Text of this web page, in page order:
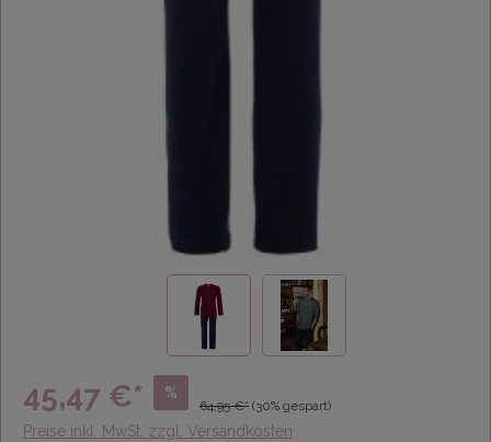
45,47 €* %
64,95 €* (30% gespart)
Preise inkl. MwSt. zzgl. Versandkosten